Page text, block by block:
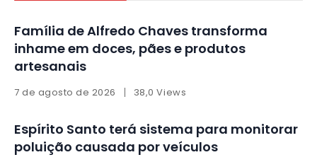
Família de Alfredo Chaves transforma
inhame em doces, pães e produtos
artesanais
7 de agosto de 2026 38,0 Views
Espírito Santo terá sistema para monitorar
poluição causada por veículos